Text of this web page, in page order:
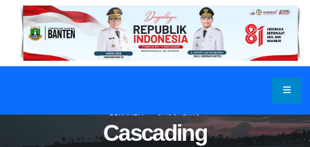
Cascading
BERANDA CASCADING